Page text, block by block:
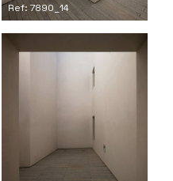
Ref: 7890_14